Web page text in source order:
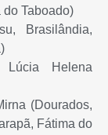
Taboado)
Brasilândia,
Helena
(Dourados,
Fátima do